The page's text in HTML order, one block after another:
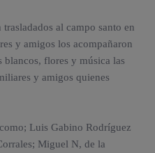
al campo santo en
y amigos los acompañaron
blancos, flores y música las
y amigos quienes
Luis Gabino Rodríguez
Miguel N, de la